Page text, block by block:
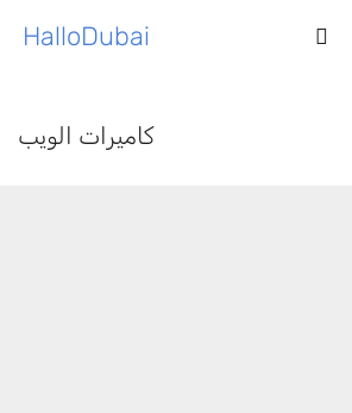
HalloDubai
كاميرات الويب